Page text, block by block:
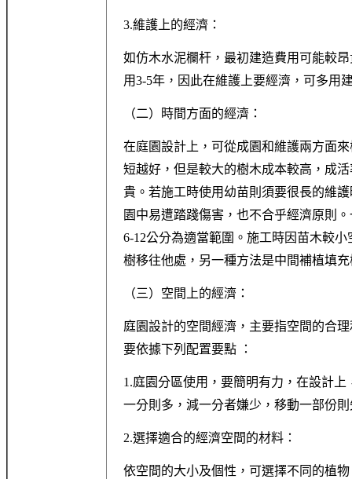
3.維護上的經濟：
如仿木水泥欄杆，最初建造費用可能較
用3-5年，因此在維護上要經濟，可多用
（二）時間方面的經濟：
在庭園設計上，可從成園和維護兩方面
短越好，但是較大的樹木成本較高，成
貴。若施工時使用幼苗則須要很長的維
園中易遭踏踐傷害，也不合乎經濟原則
6-12公分為適當範圍。施工時因苗木較
樹移往他處，另一種方法是中間補植填
（三）空間上的經濟：
庭園設計的空間經濟，主要指空間的合
要依據下列配置要點 ：
1.庭園分區使用，要簡明有力，在設計
一分則多，減一分者嫌少，移動一部份
2.選擇適合的經濟空間的材料：
依空間的大小及個性，可選擇不同的植